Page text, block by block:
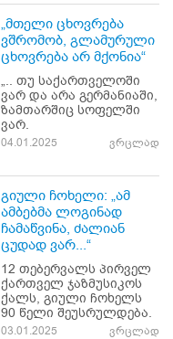
„მთელი ცხოვრება
ვშრომობ, გლამურული
ცხოვრება არ მქონია“
„.. თუ საქართველოში
ვარ და არა გერმანიაში,
ზამთარშიც სოფელში
ვარ.
04.01.2025 ვრცლად
გიული ჩოხელი: „ამ
ამბებმა ლოგინად
ჩამაწვინა, ძალიან
ცუდად ვარ...“
12 თებერვალს პირველ
ქართველ ჯაზმუსიკოს
ქალს, გიული ჩოხელს
90 წელი შეუსრულდება.
03.01.2025 ვრცლად